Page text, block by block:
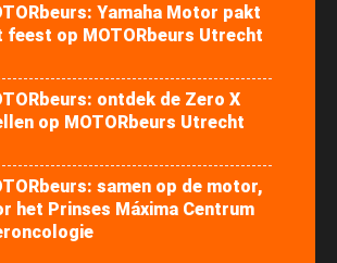
Yamaha Motor pakt
feest op MOTORbeurs Utrecht
ontdek de Zero X
op MOTORbeurs Utrecht
samen op de motor,
het Prinses Máxima Centrum